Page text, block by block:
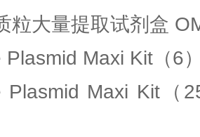
粒大量提取试剂盒
Plasmid Maxi Kit（6
Plasmid Maxi Kit（